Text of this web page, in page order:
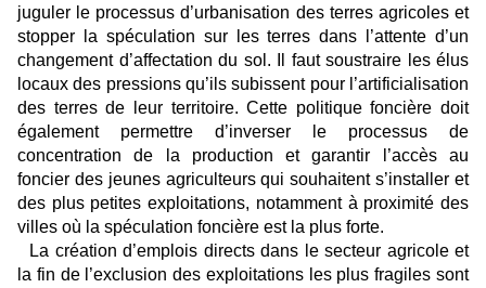
juguler le processus d’urbanisation des terres agricoles et
stopper la spéculation sur les terres dans l’attente d’un
changement d’affectation du sol. Il faut soustraire les élus
locaux des pressions qu’ils subissent pour l’artificialisation
des terres de leur territoire. Cette politique foncière doit
également permettre d’inverser le processus de
concentration de la production et garantir l’accès au
foncier des jeunes agriculteurs qui souhaitent s’installer et
des plus petites exploitations, notamment à proximité des
villes où la spéculation foncière est la plus forte.
La création d’emplois directs dans le secteur agricole et
la fin de l’exclusion des exploitations les plus fragiles sont